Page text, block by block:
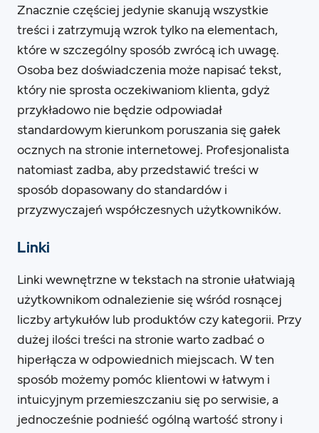
Znacznie częściej jedynie skanują wszystkie
treści i zatrzymują wzrok tylko na elementach,
które w szczególny sposób zwrócą ich uwagę.
Osoba bez doświadczenia może napisać tekst,
który nie sprosta oczekiwaniom klienta, gdyż
przykładowo nie będzie odpowiadał
standardowym kierunkom poruszania się gałek
ocznych na stronie internetowej. Profesjonalista
natomiast zadba, aby przedstawić treści w
sposób dopasowany do standardów i
przyzwyczajeń współczesnych użytkowników.
Linki
Linki wewnętrzne w tekstach na stronie ułatwiają
użytkownikom odnalezienie się wśród rosnącej
liczby artykułów lub produktów czy kategorii. Przy
dużej ilości treści na stronie warto zadbać o
hiperłącza w odpowiednich miejscach. W ten
sposób możemy pomóc klientowi w łatwym i
intuicyjnym przemieszczaniu się po serwisie, a
jednocześnie podnieść ogólną wartość strony i